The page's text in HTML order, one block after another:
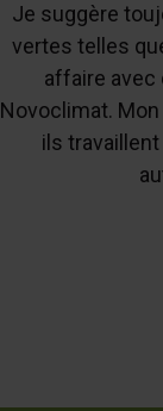
Je suggère
vertes telles
affaire
Novoclimat.
ils